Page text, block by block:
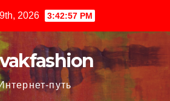
2026 3:42:58 PM
путь